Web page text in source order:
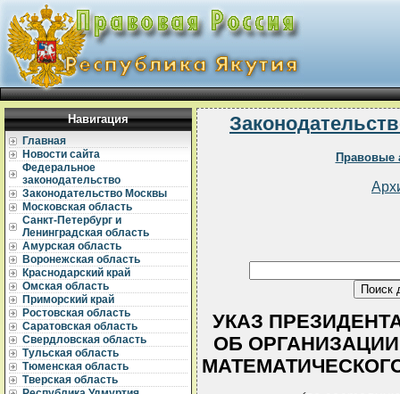
Навигация
Главная
Новости сайта
Федеральное
законодательство
Законодательство Москвы
Московская область
Санкт-Петербург и
Ленинградская область
Амурская область
Воронежская область
Краснодарский край
Омская область
Приморский край
Ростовская область
Саратовская область
Свердловская область
Тульская область
Тюменская область
Тверская область
Правовые
УКАЗ ПРЕЗИДЕНТА
ОБ